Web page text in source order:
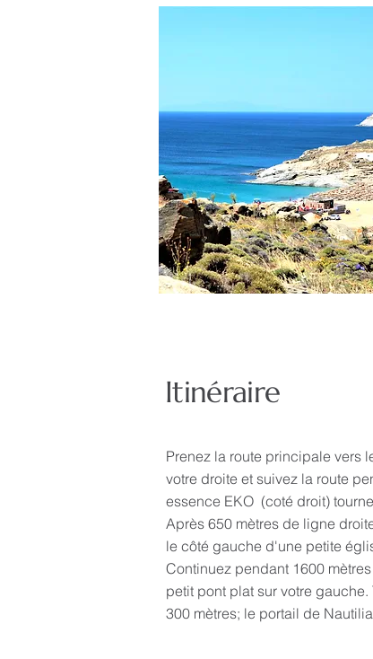
Itinéraire
Prenez la route principale vers
votre droite et suivez la route
essence EKO (coté droit)
Après 650 mètres de ligne
le côté gauche d'une petite
Continuez pendant 1600
petit pont plat sur votre
300 mètres; le portail de